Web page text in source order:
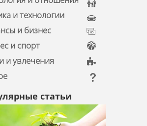
и технологии
и бизнес
и спорт
и увлечения
статьи